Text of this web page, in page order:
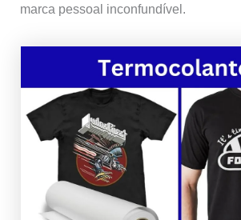
marca pessoal inconfundível.